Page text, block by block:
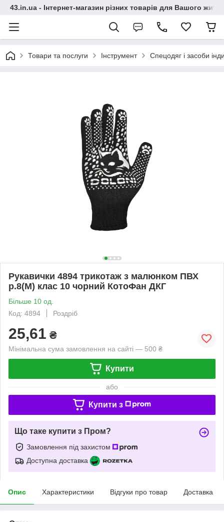
43.in.ua - Інтернет-магазин різних товарів для Вашого
Товари та послуги Інструмент Спецодяг і засоби
Рукавички 4894 трикотаж з малюнком ПВХ
р.8(M) клас 10 чорний КотоФан ДКГ
Більше 10 од.
Код: 4894
Роздріб
25,61 ₴
Мінімальна сума замовлення на сайті — 500 ₴
Купити
або
Купити з
Що таке купити з Пром?
Замовлення під захистом
Доступна доставка
Опис Характеристики Відгуки про товар Доставка